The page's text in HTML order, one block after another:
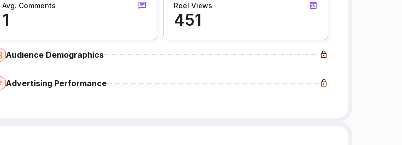
Avg. Comments
1
Reel Views
451
Audience Demographics
Advertising Performance